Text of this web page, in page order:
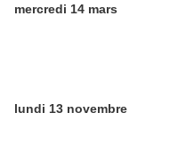
mercredi 14 mars
lundi 13 novembre